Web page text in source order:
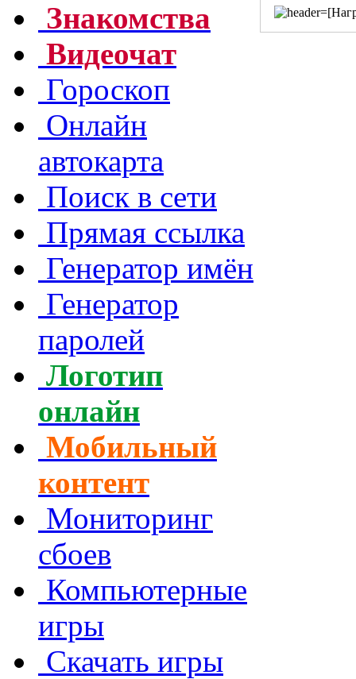
Знакомства
Видеочат
Гороскоп
Онлайн
автокарта
Поиск в сети
Прямая ссылка
Генератор имён
Генератор
паролей
Логотип
онлайн
Мобильный
контент
Мониторинг
сбоев
Компьютерные
игры
Скачать игры